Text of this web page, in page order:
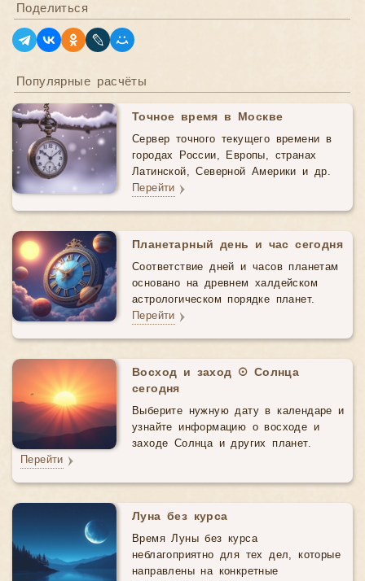
Поделиться
Популярные расчёты
Точное время в Москве
Сервер точного текущего времени в
городах России, Европы, странах
Латинской, Северной Америки и др.
Перейти
Планетарный день и час сегодня
Соответствие дней и часов планетам
основано на древнем халдейском
астрологическом порядке планет.
Перейти
Восход и заход ☉ Солнца
сегодня
Выберите нужную дату в календаре и
узнайте информацию о восходе и
заходе Солнца и других планет.
Перейти
Луна без курса
Время Луны без курса
неблагоприятно для тех дел, которые
направлены на конкретные